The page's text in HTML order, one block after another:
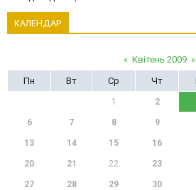
КАЛЕНДАР
« Квітень 2009 »
Пн
Вт Ср Чт
1 2
6 7 8 9
13 14 15 16
20 21 22 23
27 28 29 30